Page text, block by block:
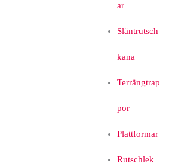
ar
Släntrutsch
kana
Terrängtrap
por
Plattformar
Rutschlek